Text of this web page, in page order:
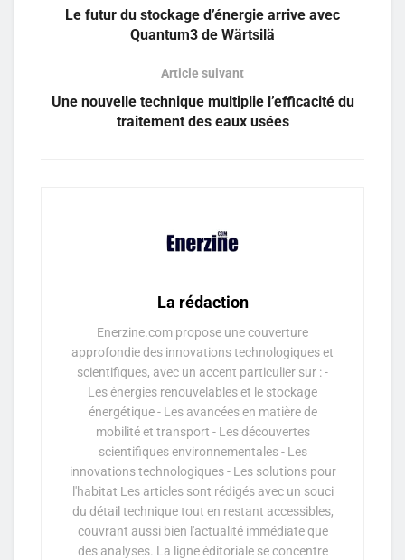
Le futur du stockage d’énergie arrive avec
Quantum3 de Wärtsilä
Article suivant
Une nouvelle technique multiplie l’efficacité du
traitement des eaux usées
La rédaction
Enerzine.com propose une couverture
approfondie des innovations technologiques et
scientifiques, avec un accent particulier sur : -
Les énergies renouvelables et le stockage
énergétique - Les avancées en matière de
mobilité et transport - Les découvertes
scientifiques environnementales - Les
innovations technologiques - Les solutions pour
l'habitat Les articles sont rédigés avec un souci
du détail technique tout en restant accessibles,
couvrant aussi bien l'actualité immédiate que
des analyses. La ligne éditoriale se concentre